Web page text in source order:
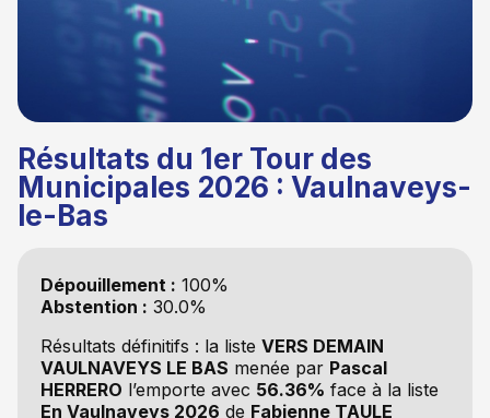
Résultats du 1er Tour des
Municipales 2026 : Vaulnaveys-
le-Bas
Dépouillement : 100%
Abstention : 30.0%
Résultats définitifs : la liste VERS DEMAIN
VAULNAVEYS LE BAS menée par Pascal
HERRERO l’emporte avec 56.36% face à la liste
En Vaulnaveys 2026 de Fabienne TAULE